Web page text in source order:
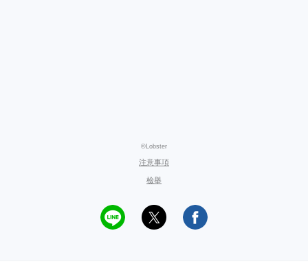
©Lobster
注意事項
檢舉